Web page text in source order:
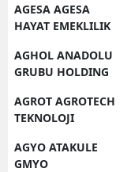
AGESA AGESA
HAYAT EMEKLILIK
AGHOL ANADOLU
GRUBU HOLDING
AGROT AGROTECH
TEKNOLOJI
AGYO ATAKULE
GMYO